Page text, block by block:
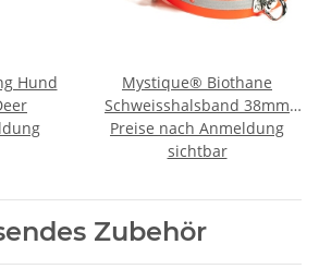
Hund
Mystique® Biothane
Schweisshalsband 38mm
reflex orange
Preise nach Anmeldung
sichtbar
Zubehör